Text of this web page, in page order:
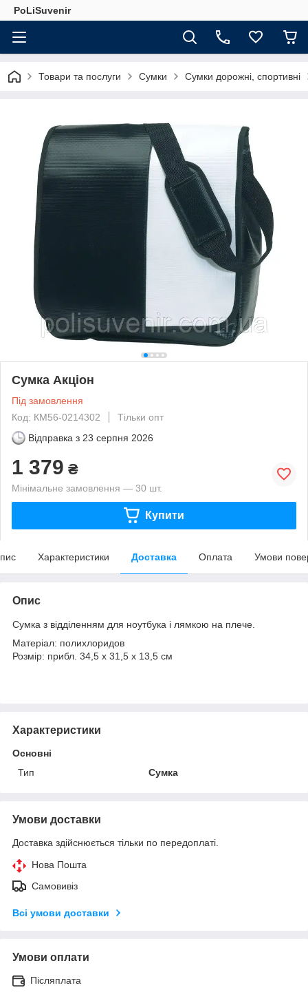
PoLiSuvenir
Товари та послуги Сумки Сумки дорожні, спортивні
Сумка Акціон
Під замовлення
Код: КМ56-0214302
Тільки опт
Відправка з 23 серпня 2026
1 379 ₴
Мінімальне замовлення — 30 шт.
Купити
Характеристики Доставка Оплата Умови
Опис
Сумка з відділенням для ноутбука і лямкою на плече.
Матеріал: полихлоридов
Розмір: прибл. 34,5 x 31,5 x 13,5 cм
Характеристики
Основні
Тип
Сумка
Умови доставки
Доставка здійснюється тільки по передоплаті.
Нова Пошта
Самовивіз
Всі умови доставки
Умови оплати
Післяплата